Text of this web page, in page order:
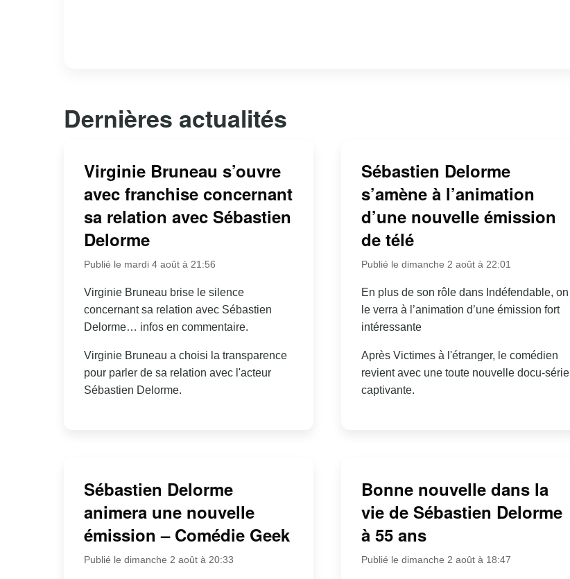
Dernières actualités
Virginie Bruneau s’ouvre
avec franchise concernant
sa relation avec Sébastien
Delorme
Publié le mardi 4 août à 21:56
Virginie Bruneau brise le silence
concernant sa relation avec Sébastien
Delorme… infos en commentaire.
Virginie Bruneau a choisi la transparence
pour parler de sa relation avec l'acteur
Sébastien Delorme.
Sébastien Delorme
s’amène à l’animation
d’une nouvelle émission
de télé
Publié le dimanche 2 août à 22:01
En plus de son rôle dans Indéfendable, on
le verra à l’animation d’une émission fort
intéressante
Après Victimes à l'étranger, le comédien
revient avec une toute nouvelle docu-série
captivante.
Sébastien Delorme
animera une nouvelle
émission – Comédie Geek
Publié le dimanche 2 août à 20:33
Bonne nouvelle dans la
vie de Sébastien Delorme
à 55 ans
Publié le dimanche 2 août à 18:47